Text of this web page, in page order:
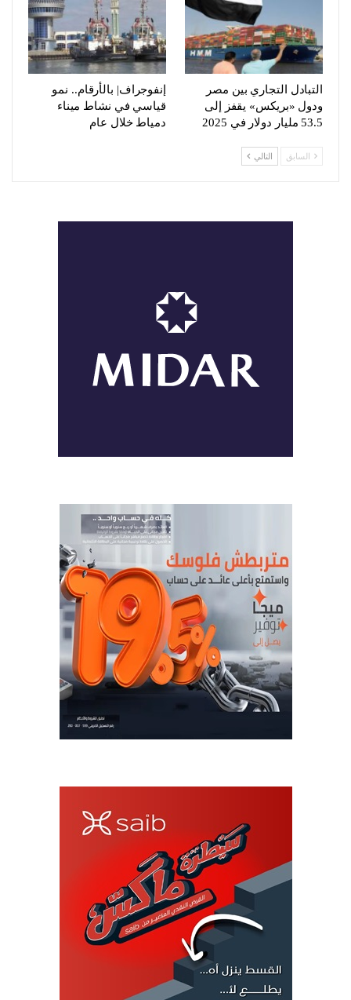
التبادل التجاري بين مصر
ودول «بريكس» يقفز إلى
53.5 مليار دولار في 2025
إنفوجراف| بالأرقام.. نمو
قياسي في نشاط ميناء
دمياط خلال عام
السابق التالي